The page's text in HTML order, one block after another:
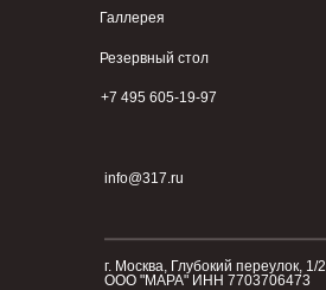
Галлерея
Резервный стол
info@317.ru
г. Москва, Глубокий переулок, 1/2
ООО "МАРА" ИНН 7703706473
+7 495 605-19-97